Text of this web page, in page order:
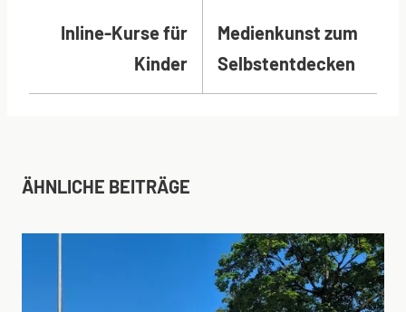
Inline-Kurse für
Kinder
Medienkunst zum
Selbstentdecken
ÄHNLICHE BEITRÄGE